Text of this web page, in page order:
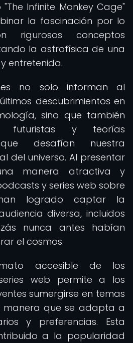
Infinite Monkey Cage"
la fascinación por lo
rigurosos conceptos
la astrofísica de una
entretenida.
no solo informan al
descubrimientos en
sino que también
futuristas y teorías
que desafían nuestra
del universo. Al presentar
manera atractiva y
y series web sobre
logrado captar la
diversa, incluidos
nunca antes habían
el cosmos.
accesible de los
web permite a los
sumergirse en temas
manera que se adapta a
y preferencias. Esta
a la popularidad